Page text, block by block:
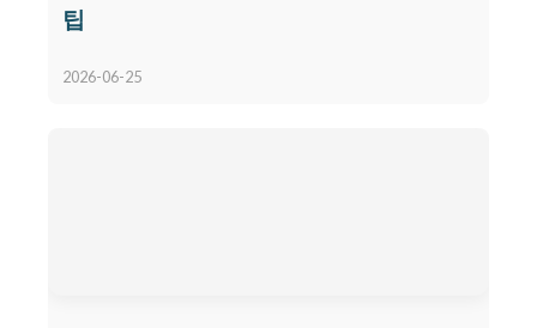
팁
2026-06-25